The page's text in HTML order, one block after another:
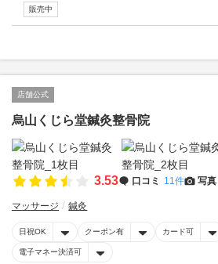
販売中
店舗公式
烏山くじら堂鍼灸整骨院
3.53 口コミ 11件 写真
マッサージ 鍼灸
日祝OK クーポン有 カード可
電子マネー決済可